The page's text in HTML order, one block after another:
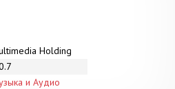
Holding
и Аудио